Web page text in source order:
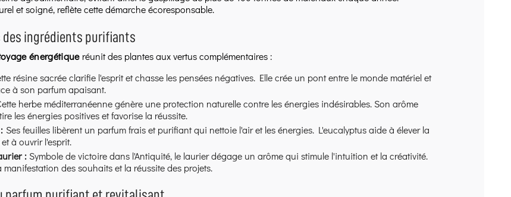
et soigné, reflète cette démarche écoresponsable.
des ingrédients purifiants
énergétiqueréunit des plantes aux vertus complémentaires :
résine sacrée clarifie l'esprit et chasse les pensées négatives. Elle crée un pont entre le monde matériel et
à son parfum apaisant.
herbe méditerranéenne génère une protection naturelle contre les énergies indésirables. Son arôme
les énergies positives et favorise la réussite.
Ses feuilles libèrent un parfum frais et purifiant qui nettoie l'air et les énergies. L'eucalyptus aide à élever la
à ouvrir l'esprit.
: Symbole de victoire dans l'Antiquité, le laurier dégage un arôme qui stimule l'intuition et la créativité.
manifestation des souhaits et la réussite des projets.